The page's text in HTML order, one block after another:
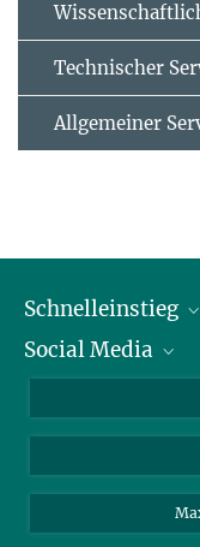
Technischer
Allgemeiner
Schnelleinstieg
Alumni
Fördernde
Social Media
Bluesky
Facebook